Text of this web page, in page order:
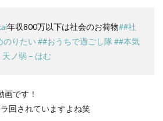
年収800万以下は社会のお荷物##社
のりたい ##おうちで過ごし隊##本気
ノ弱 – はむ
画です！
回されていますよね笑